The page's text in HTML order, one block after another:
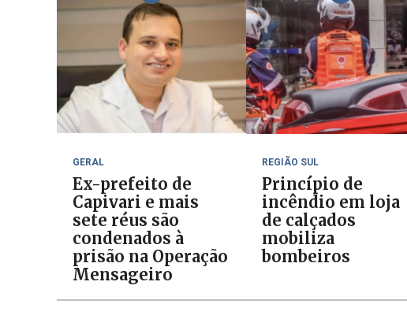
GERAL
Ex-prefeito de
Capivari e mais
sete réus são
condenados à
prisão na Operação
Mensageiro
REGIÃO SUL
Princípio de
incêndio em loja
de calçados
mobiliza
bombeiros